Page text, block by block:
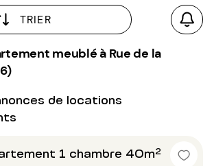
TRIER
meublé à Rue de la
de locations
1 chambre 40m²